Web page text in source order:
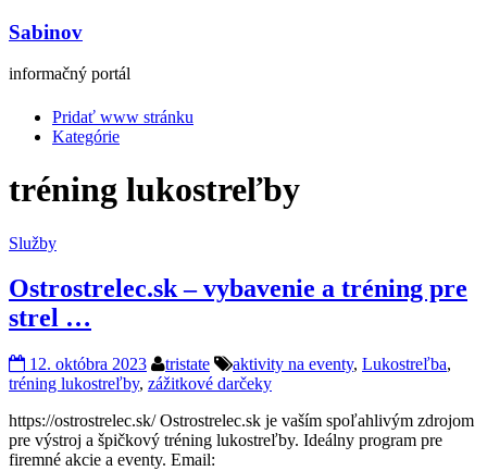
Sabinov
informačný portál
Pridať www stránku
Kategórie
tréning lukostreľby
Služby
Ostrostrelec.sk – vybavenie a tréning pre
strel …
12. októbra 2023 tristate aktivity na eventy, Lukostreľba,
tréning lukostreľby, zážitkové darčeky
https://ostrostrelec.sk/ Ostrostrelec.sk je vaším spoľahlivým zdrojom
pre výstroj a špičkový tréning lukostreľby. Ideálny program pre
firemné akcie a eventy. Email: